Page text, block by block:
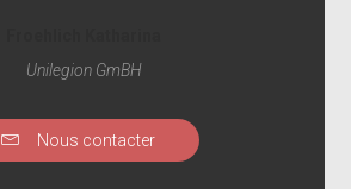
Unilegion GmBH
Nous contacter